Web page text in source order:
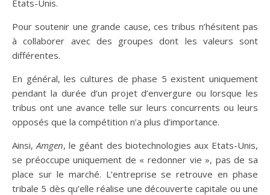
États-Unis.
Pour soutenir une grande cause, ces tribus n’hésitent pas
à collaborer avec des groupes dont les valeurs sont
différentes.
En général, les cultures de phase 5 existent uniquement
pendant la durée d’un projet d’envergure ou lorsque les
tribus ont une avance telle sur leurs concurrents ou leurs
opposés que la compétition n’a plus d’importance.
Ainsi,Amgen, le géant des biotechnologies aux Etats-Unis,
se préoccupe uniquement de « redonner vie », pas de sa
place sur le marché. L’entreprise se retrouve en phase
tribale 5 dès qu’elle réalise une découverte capitale ou une